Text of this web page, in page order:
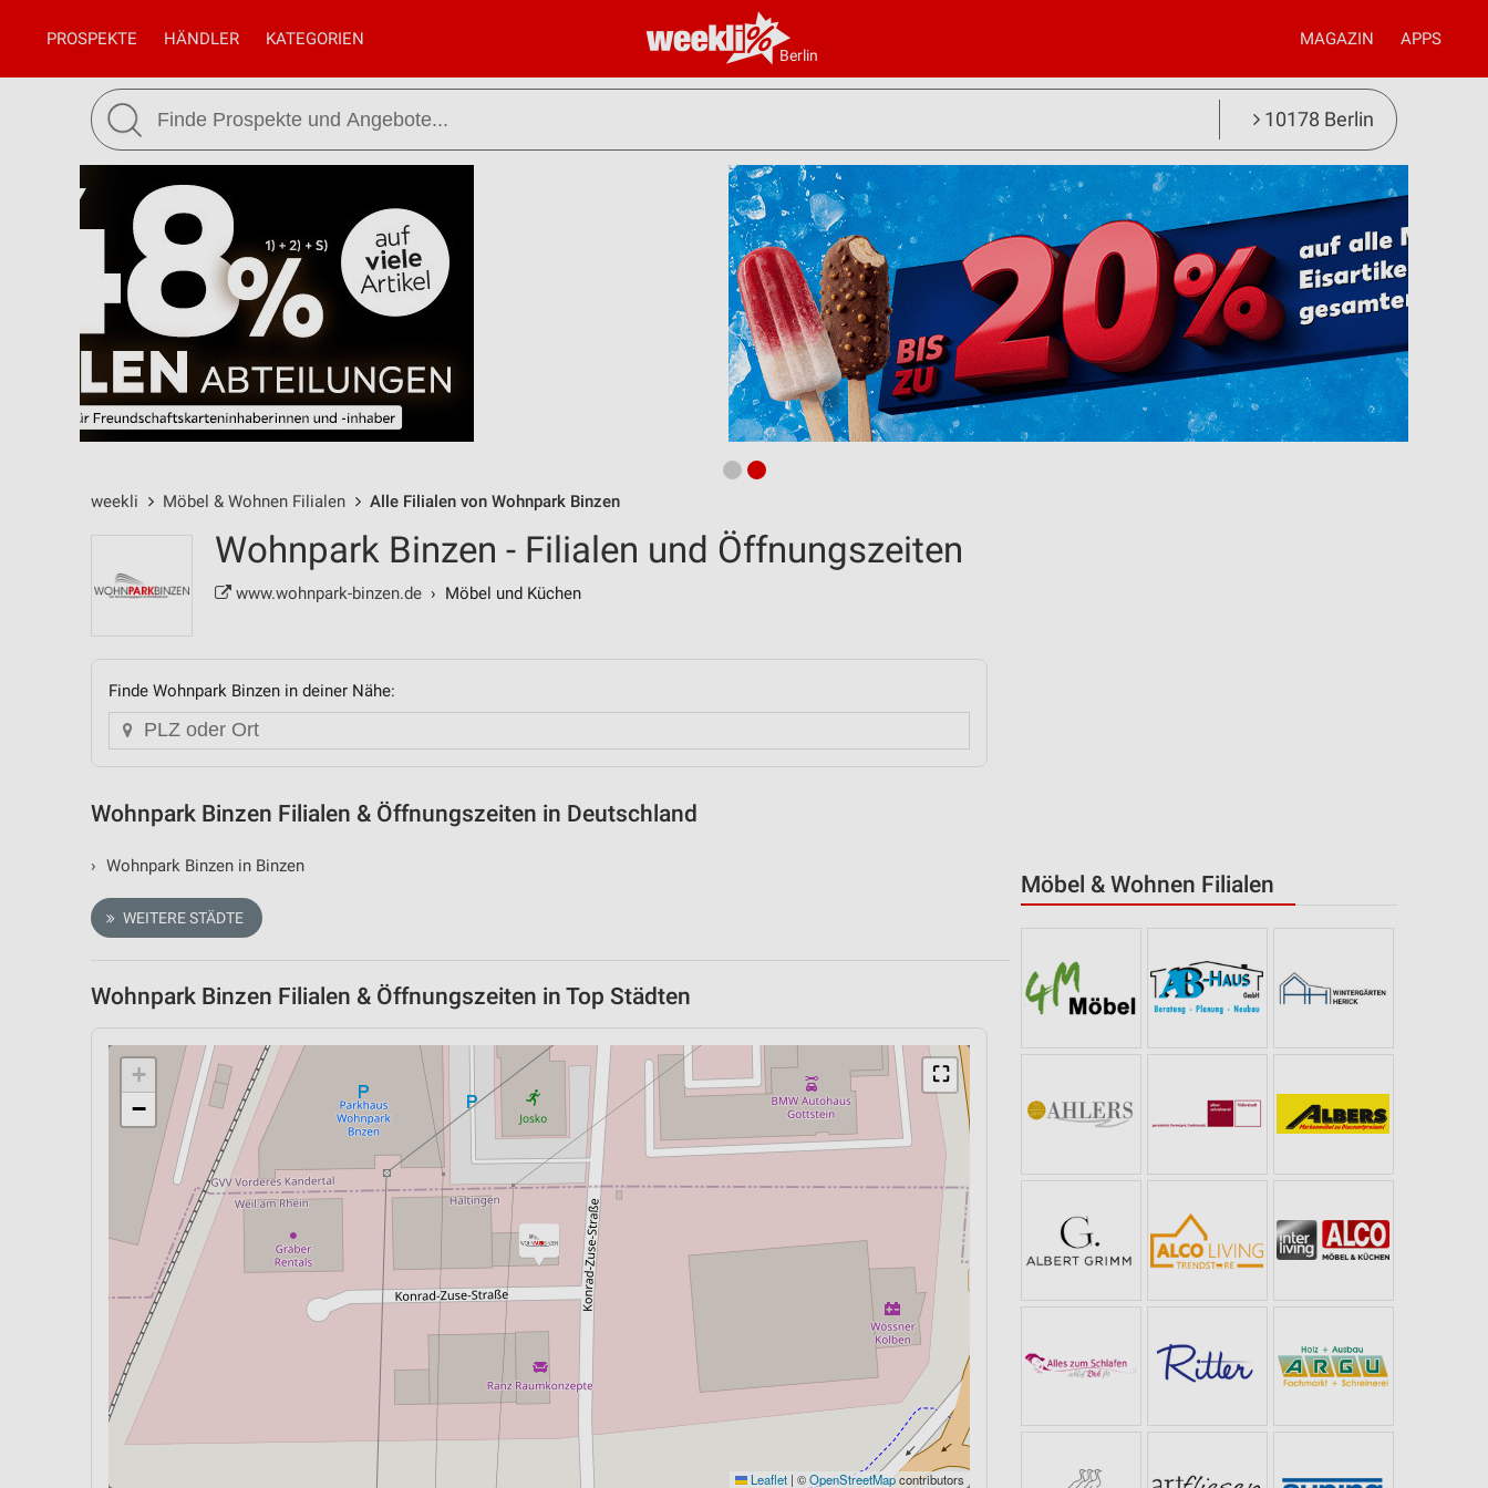
Berlin
PROSPEKTE HÄNDLER KATEGORIEN MAGAZIN APPS
10178 Berlin
weekli Möbel & Wohnen Filialen Alle Filialen von Wohnpark Binzen
Möbel & Wohnen Filialen
Wohnpark Binzen - Filialen und Öffnungszeiten
www.wohnpark-binzen.de › Möbel und Küchen
Finde Wohnpark Binzen in deiner Nähe:
Wohnpark Binzen Filialen & Öffnungszeiten in Deutschland
› Wohnpark Binzen in Binzen
WEITERE STÄDTE
Wohnpark Binzen Filialen & Öffnungszeiten in Top Städten
⛶
+
−
Leaflet | ©OpenStreetMapcontributors